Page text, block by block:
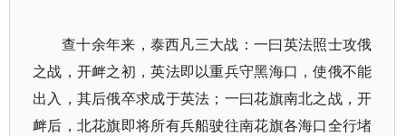
查十余年来，泰西凡三大战：一曰英法照士攻俄
之战，开衅之初，英法即以重兵守黑海口，使俄不能
出入，其后俄卒求成于英法；一曰花旗南北之战，开
衅后，北花旗即将所有兵船驶往南花旗各海口全行堵